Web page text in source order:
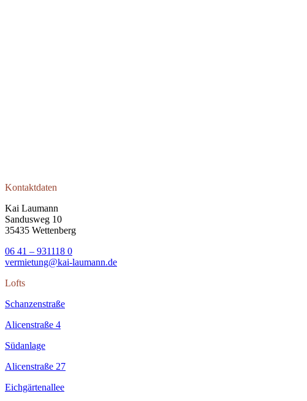
Kontaktdaten
Kai Laumann
Sandusweg 10
35435 Wettenberg
06 41 – 931118 0
vermietung@kai-laumann.de
Lofts
Schanzenstraße
Alicenstraße 4
Südanlage
Alicenstraße 27
Eichgärtenallee